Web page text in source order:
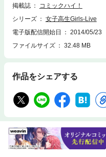
掲載誌
コミックハイ！
シリーズ
女子高生Girls-Live
電子版配信開始日
2014/05/23
ファイルサイズ
32.48 MB
作品をシェアする